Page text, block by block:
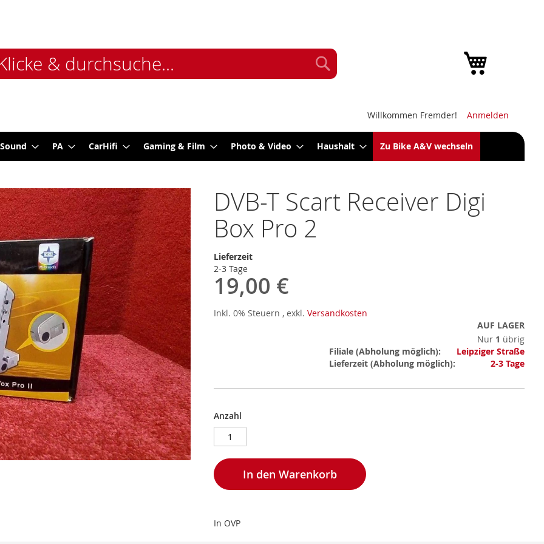
Willkommen Fremder! Anmelden
PA CarHifi Gaming & Film Photo & Video Haushalt Zu Bike A&V wechseln
DVB-T Scart Receiver Digi
Box Pro 2
Lieferzeit
2-3 Tage
19,00 €
Inkl. 0% Steuern , exkl. Versandkosten
AUF LAGER
Nur 1 übrig
Mehr
Informationen
Filiale
Leipziger Straße
Lieferzeit
2-3 Tage
Anzahl
In den Warenkorb
In OVP